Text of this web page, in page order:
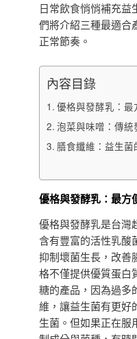
日常飲食悄悄補充
們將介紹三種最適合
正常節奏。
內容目錄
優格與發酵乳：
泡菜與味噌：傳
膳食纖維：益生菌
優格與發酵乳：最方
優格與發酵乳是台灣
含有豐富的活性乳酸
抑制壞菌生長，改善
格不僅提供優質蛋白
糖的產品，因為過多
維，讓益生菌有更好
生菌。但如果正在服